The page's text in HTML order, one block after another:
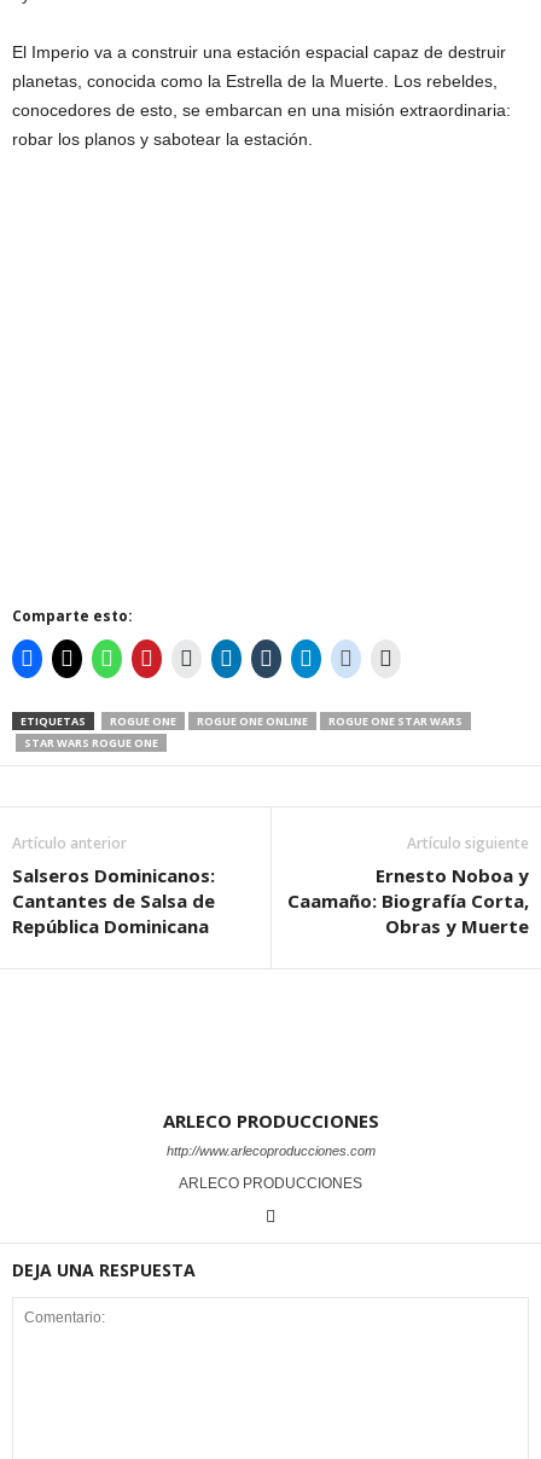
El Imperio va a construir una estación espacial capaz de destruir
planetas, conocida como la Estrella de la Muerte. Los rebeldes,
conocedores de esto, se embarcan en una misión extraordinaria:
robar los planos y sabotear la estación.
Comparte esto:
ETIQUETAS ROGUE ONE ROGUE ONE ONLINE
ROGUE ONE STAR WARS
STAR WARS ROGUE ONE
Artículo anterior
Salseros Dominicanos:
Cantantes de Salsa de
República Dominicana
Artículo siguiente
Ernesto Noboa y
Caamaño: Biografía Corta,
Obras y Muerte
ARLECO PRODUCCIONES
http://www.arlecoproducciones.com
ARLECO PRODUCCIONES
DEJA UNA RESPUESTA